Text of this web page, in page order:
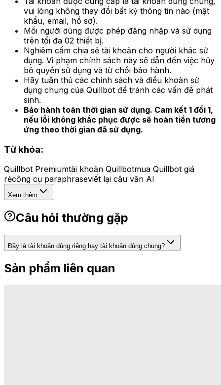
vui lòng không thay đổi bất kỳ thông tin nào (mật
khẩu, email, hồ sơ).
Mỗi người dùng được phép đăng nhập và sử dụng
trên tối đa 02 thiết bị.
Nghiêm cấm chia sẻ tài khoản cho người khác sử
dụng. Vi phạm chính sách này sẽ dẫn đến việc hủy
bỏ quyền sử dụng và từ chối bảo hành.
Hãy tuân thủ các chính sách và điều khoản sử
dụng chung của Quillbot để tránh các vấn đề phát
sinh.
Bảo hành toàn thời gian sử dụng. Cam kết 1 đổi 1,
nếu lỗi không khắc phục được sẽ hoàn tiền tương
ứng theo thời gian đã sử dụng.
Từ khóa:
Quillbot Premiumtài khoản Quillbotmua Quillbot giá
rẻcông cụ paraphraseviết lại câu văn AI
Xem thêm
Câu hỏi thường gặp
Đây là tài khoản dùng riêng hay tài khoản dùng chung?
Sản phẩm liên quan